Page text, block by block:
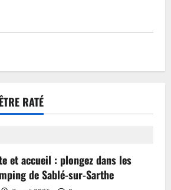
RATÉ
et accueil : plongez dans les
de Sablé-sur-Sarthe